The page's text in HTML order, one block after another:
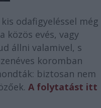
odafigyeléssel még
közös evés, vagy
állni valamivel, s
koromban
biztosan nem
A folytatást itt